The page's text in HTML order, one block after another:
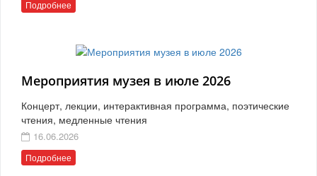
Подробнее
Мероприятия музея в июле 2026
Концерт, лекции, интерактивная программа, поэтические
чтения, медленные чтения
16.06.2026
Подробнее